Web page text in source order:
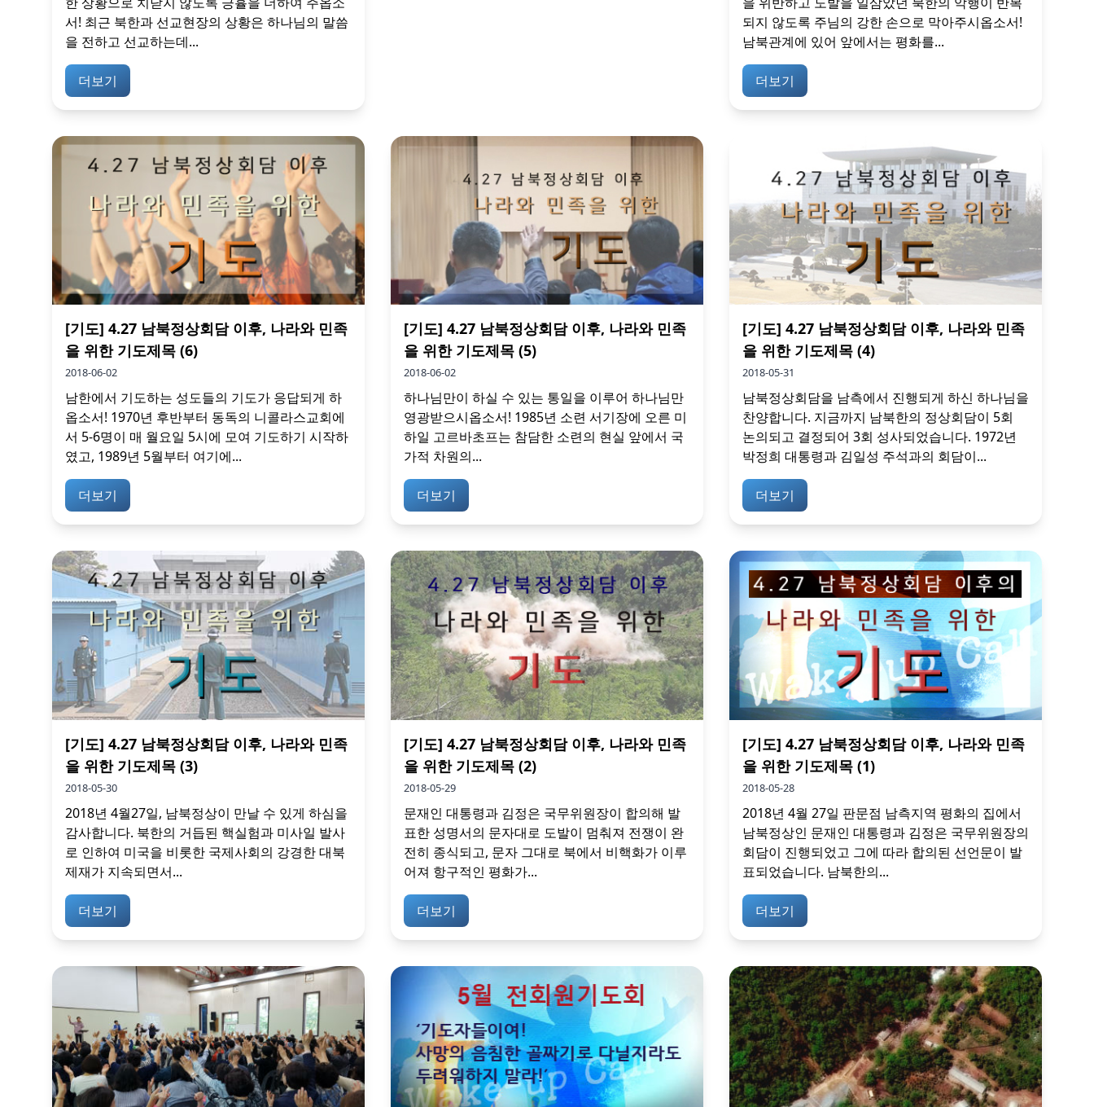
서! 최근 북한과 선교현장의 상황은 하나님의 말씀
을 전하고 선교하는데...
더보기
되지 않도록 주님의 강한 손으로 막아주시옵소서!
남북관계에 있어 앞에서는 평화를...
더보기
[기도] 4.27 남북정상회담 이후, 나라와 민족
을 위한 기도제목 (6)
2018-06-02
남한에서 기도하는 성도들의 기도가 응답되게 하
옵소서! 1970년 후반부터 동독의 니콜라스교회에
서 5-6명이 매 월요일 5시에 모여 기도하기 시작하
였고, 1989년 5월부터 여기에...
더보기
[기도] 4.27 남북정상회담 이후, 나라와 민족
을 위한 기도제목 (5)
2018-06-02
하나님만이 하실 수 있는 통일을 이루어 하나님만
영광받으시옵소서! 1985년 소련 서기장에 오른 미
하일 고르바초프는 참담한 소련의 현실 앞에서 국
가적 차원의...
더보기
[기도] 4.27 남북정상회담 이후, 나라와 민족
을 위한 기도제목 (4)
2018-05-31
남북정상회담을 남측에서 진행되게 하신 하나님을
찬양합니다. 지금까지 남북한의 정상회담이 5회
논의되고 결정되어 3회 성사되었습니다. 1972년
박정희 대통령과 김일성 주석과의 회담이...
더보기
[기도] 4.27 남북정상회담 이후, 나라와 민족
을 위한 기도제목 (3)
2018-05-30
2018년 4월27일, 남북정상이 만날 수 있게 하심을
감사합니다. 북한의 거듭된 핵실험과 미사일 발사
로 인하여 미국을 비롯한 국제사회의 강경한 대북
제재가 지속되면서...
더보기
[기도] 4.27 남북정상회담 이후, 나라와 민족
을 위한 기도제목 (2)
2018-05-29
문재인 대통령과 김정은 국무위원장이 합의해 발
표한 성명서의 문자대로 도발이 멈춰져 전쟁이 완
전히 종식되고, 문자 그대로 북에서 비핵화가 이루
어져 항구적인 평화가...
더보기
[기도] 4.27 남북정상회담 이후, 나라와 민족
을 위한 기도제목 (1)
2018-05-28
2018년 4월 27일 판문점 남측지역 평화의 집에서
남북정상인 문재인 대통령과 김정은 국무위원장의
회담이 진행되었고 그에 따라 합의된 선언문이 발
표되었습니다. 남북한의...
더보기